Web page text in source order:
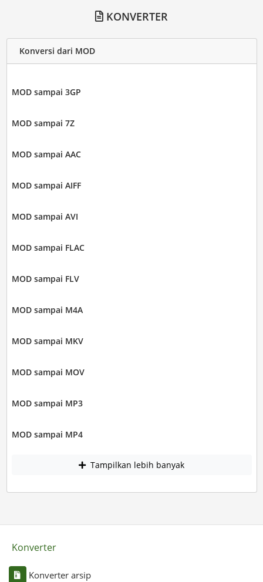
KONVERTER
Konversi dari MOD
MOD sampai 3GP
MOD sampai 7Z
MOD sampai AAC
MOD sampai AIFF
MOD sampai AVI
MOD sampai FLAC
MOD sampai FLV
MOD sampai M4A
MOD sampai MKV
MOD sampai MOV
MOD sampai MP3
MOD sampai MP4
Tampilkan lebih banyak
Konverter
Konverter arsip